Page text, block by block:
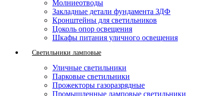
Молниеотводы
Закладные детали фундамента ЗДФ
Кронштейны для светильников
Цоколь опор освещения
Шкафы питания уличного освещения
Светильники ламповые
Уличные светильники
Парковые светильники
Прожекторы газоразрядные
Промышленные ламповые светильники